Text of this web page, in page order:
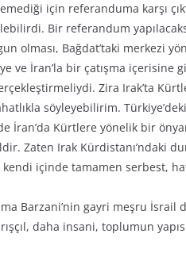
için referanduma karşı
Bir referandum
olması, Bağdat’taki merkezi
ve İran’la bir çatışma içerisine
Zira Irak’ta
söyleyebilirim. Türkiye’deki
İran’da Kürtlere yönelik bir
Zaten Irak Kürdistanı’ndaki
içinde tamamen serbest,
Barzani’nin gayri meşru
daha insani, toplumun